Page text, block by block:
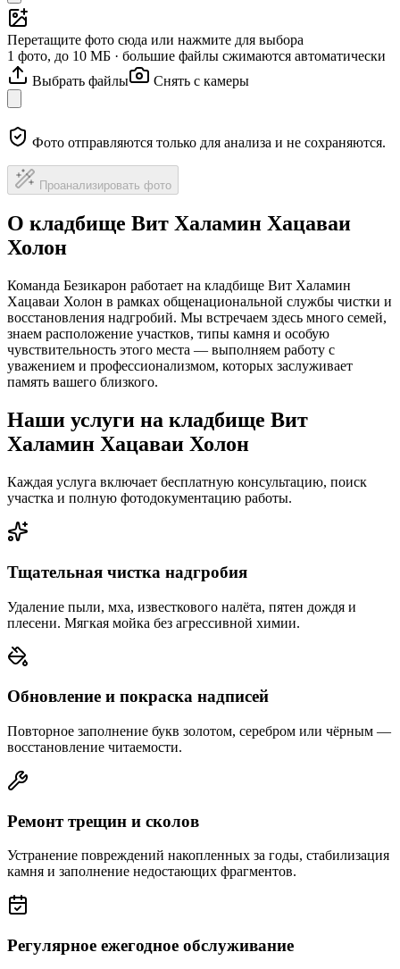
Перетащите фото сюда или нажмите для выбора
1 фото, до 10 МБ · большие файлы сжимаются автоматически
Выбрать файлы
Снять с камеры
Фото отправляются только для анализа и не сохраняются.
Проанализировать фото
О кладбище Вит Халамин Хацаваи
Холон
Команда Безикарон работает на кладбище Вит Халамин
Хацаваи Холон в рамках общенациональной службы чистки и
восстановления надгробий. Мы встречаем здесь много семей,
знаем расположение участков, типы камня и особую
чувствительность этого места — выполняем работу с
уважением и профессионализмом, которых заслуживает
память вашего близкого.
Наши услуги на кладбище Вит
Халамин Хацаваи Холон
Каждая услуга включает бесплатную консультацию, поиск
участка и полную фотодокументацию работы.
Тщательная чистка надгробия
Удаление пыли, мха, известкового налёта, пятен дождя и
плесени. Мягкая мойка без агрессивной химии.
Обновление и покраска надписей
Повторное заполнение букв золотом, серебром или чёрным —
восстановление читаемости.
Ремонт трещин и сколов
Устранение повреждений накопленных за годы, стабилизация
камня и заполнение недостающих фрагментов.
Регулярное ежегодное обслуживание